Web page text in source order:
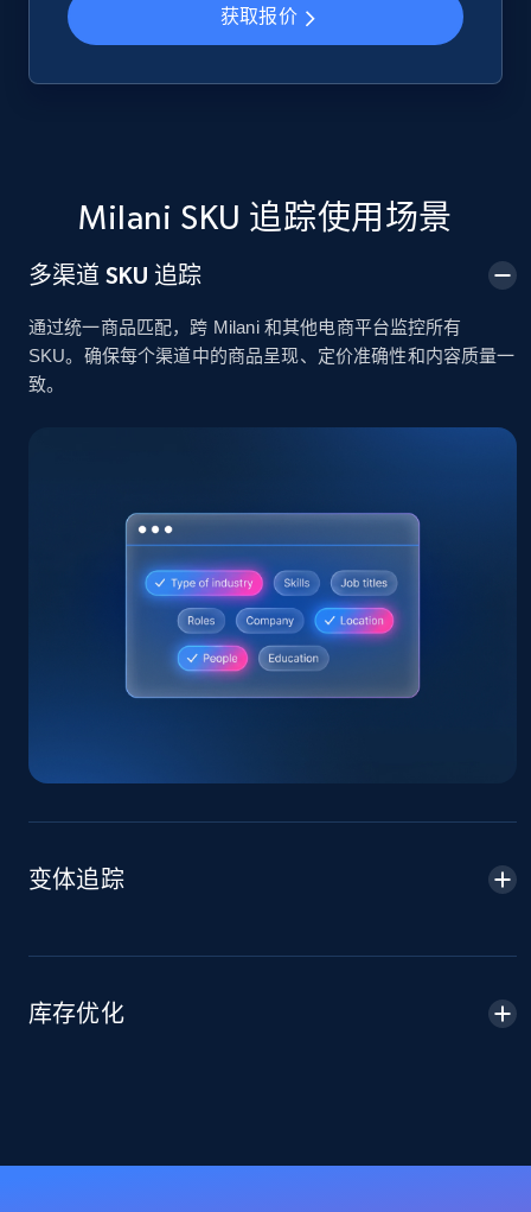
2.4K+ 199+ 立即开始
Google Shopping - collects products from
web using keywords
Rating, Reviews count, Images, Variations, and
2.4K+ 199+ 立即开始
Home Depot US
URL, Domain, Country code, Model number,
Sku, Product id, Product name, Manufacturer,
2.1K+ 355+
and more.
获取报价
Milani SKU 追踪使用场景
多渠道 SKU 追踪
通过统一商品匹配，跨 Milani 和其他电商平台监控所有
SKU。确保每个渠道中的商品呈现、定价准确性和内容质量一
致。
变体追踪
库存优化